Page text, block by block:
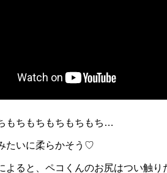
もちもちもちもちもち…
たいに柔らかそう♡
よると、ペコくんのお尻はつい触り